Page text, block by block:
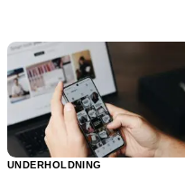
UNDERHOLDNING